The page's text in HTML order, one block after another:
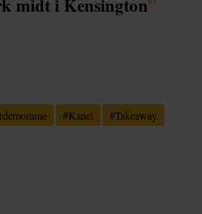
#Kanel #Takeaway